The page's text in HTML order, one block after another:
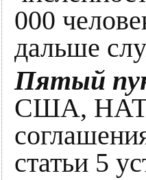
000
дальше
Пятый
США, НАТО
статьи 5